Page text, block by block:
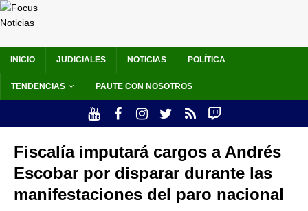
INICIO JUDICIALES NOTICIAS POLÍTICA
TENDENCIAS PAUTE CON NOSOTROS
Fiscalía imputará cargos a Andrés
Escobar por disparar durante las
manifestaciones del paro nacional